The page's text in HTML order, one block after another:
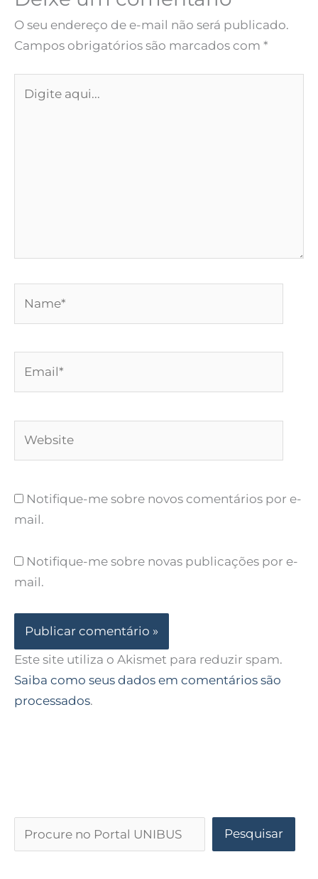
O seu endereço de e-mail não será publicado.
Campos obrigatórios são marcados com *
aqui...
Notifique-me sobre novos comentários por e-
mail.
Notifique-me sobre novas publicações por e-
mail.
Este site utiliza o Akismet para reduzir spam.
Saiba como seus dados em comentários são
processados.
Pesquisar